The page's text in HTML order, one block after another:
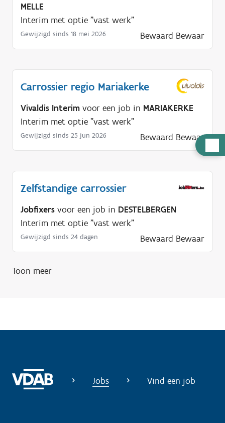
u
l
p
i
g
MELLE
Interim met optie "vast werk"
Gewijzigd sinds 18 mei 2026 Bewaard Bewaar
Carrossier regio Mariakerke
Vivaldis Interim voor een job in MARIAKERKE
Interim met optie "vast werk"
Gewijzigd sinds 25 jun 2026 Bewaard Bewaar
Zelfstandige carrossier
Jobfixers voor een job in DESTELBERGEN
Interim met optie "vast werk"
Gewijzigd sinds 24 dagen Bewaard Bewaar
Toon meer
Jobs Vind een job